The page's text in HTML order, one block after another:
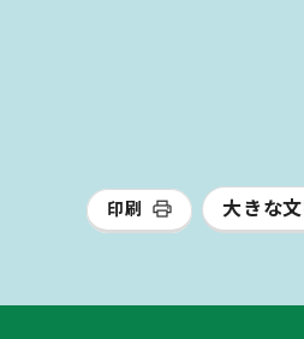
印刷 大きな